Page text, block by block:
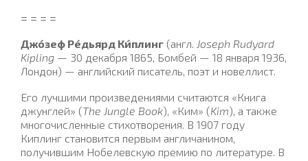
= = = =
Джо́зеф Ре́дьярд Ки́плинг (англ. Joseph Rudyard
Kipling — 30 декабря 1865, Бомбей — 18 января 1936,
Лондон) — английский писатель, поэт и новеллист.
Его лучшими произведениями считаются «Книга
джунглей» (The Jungle Book), «Ким» (Kim), а также
многочисленные стихотворения. В 1907 году
Киплинг становится первым англичанином,
получившим Нобелевскую премию по литературе. В